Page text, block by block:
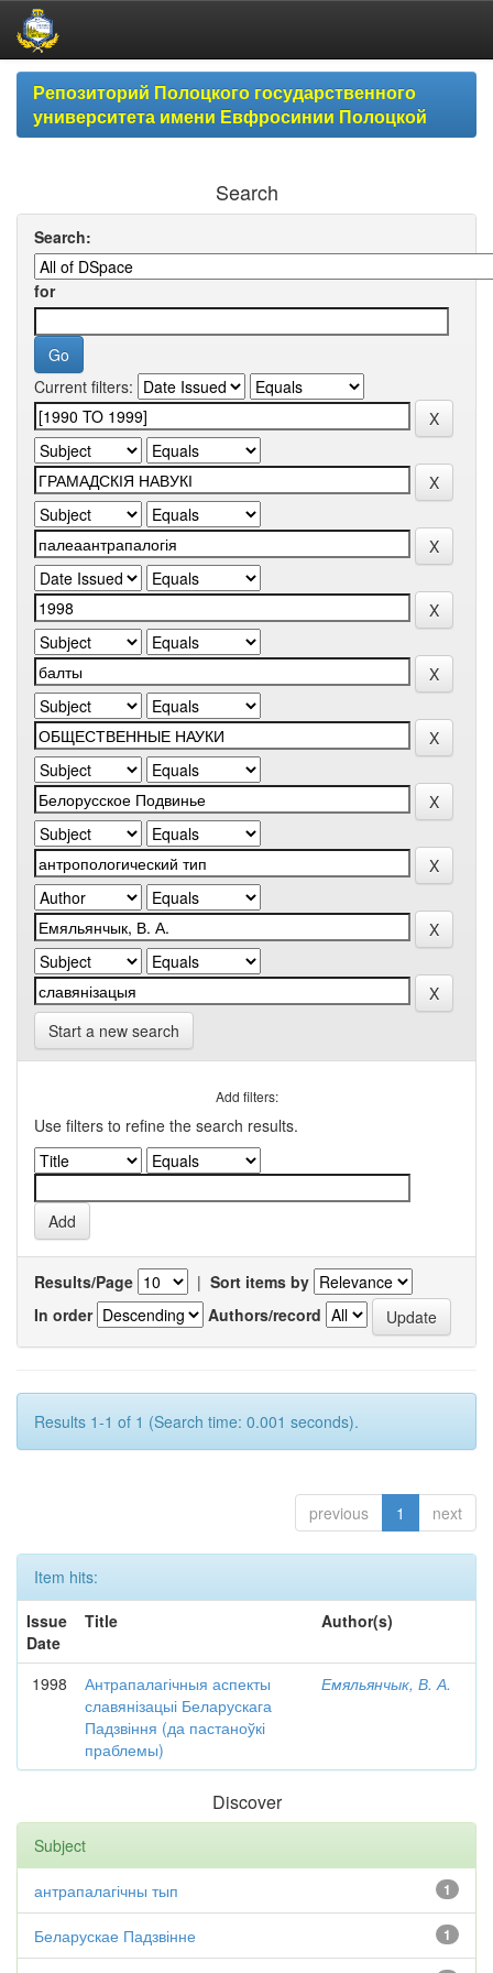
Skip
navigationРепозиторий Полоцкого государственного
университета имени Евфросинии Полоцкой
Search
Search:
for
Current filters:
Start a new search
Add filters:
Use filters to refine the search results.
Results/Page | Sort items by
In order
Authors/record
Results 1-1 of 1 (Search time: 0.001 seconds).
previous 1 next
Item hits:
Issue
Date
Title Author(s)
1998
Антрапалагічныя аспекты
славянізацыі Беларускага
Падзвіння (да пастаноўкі
праблемы)
Емяльянчык, В. А.
Discover
Subject
1
антрапалагічны тып
1
Беларускае Падзвінне